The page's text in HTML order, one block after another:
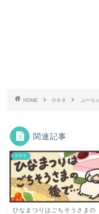
HOME 小ネタ ぷーち
関連記事
小ネタ
ひなまつりはごちそうさまの